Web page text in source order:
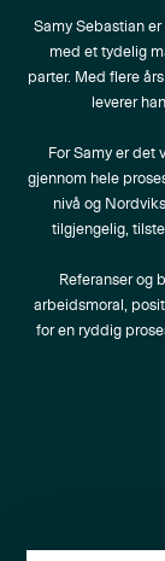
Samy Sebastian
med et tydelig
parter. Med flere
leverer
For Samy er det
gjennom hele
nivå og
tilgjengelig,
Referanser og
arbeidsmoral,
for en ryddig